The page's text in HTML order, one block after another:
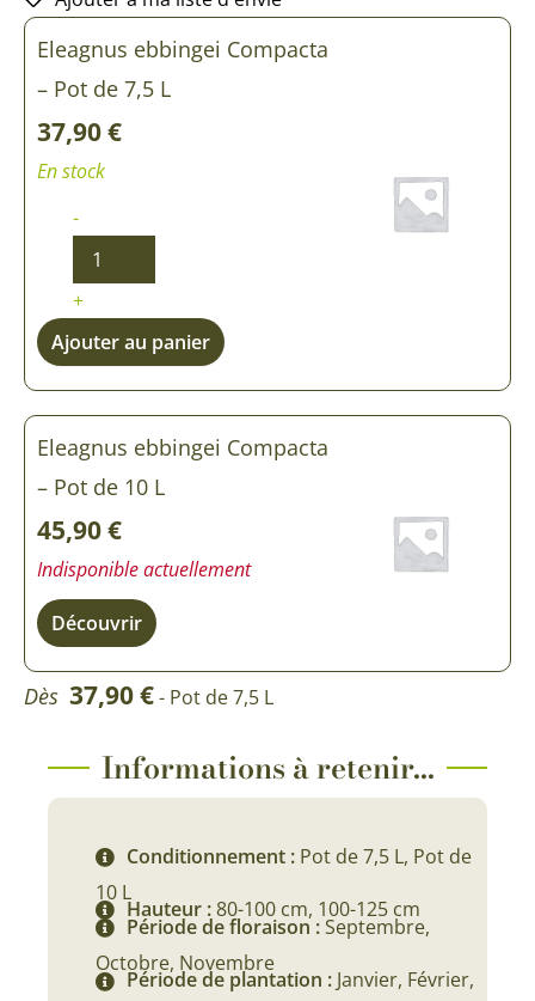
Eleagnus ebbingei Compacta
– Pot de 7,5 L
37,90€
En stock
-
de
ebbingei
Compacta
+
Ajouter au panier
Eleagnus ebbingei Compacta
– Pot de 10 L
45,90€
Indisponible actuellement
Découvrir
Dès 37,90€- Pot de 7,5 L
Informations à retenir...
Conditionnement : Pot de 7,5 L, Pot de
10 L
Hauteur :80-100 cm, 100-125 cm
Période de floraison :Septembre,
Octobre, Novembre
Période de plantation : Janvier, Février,